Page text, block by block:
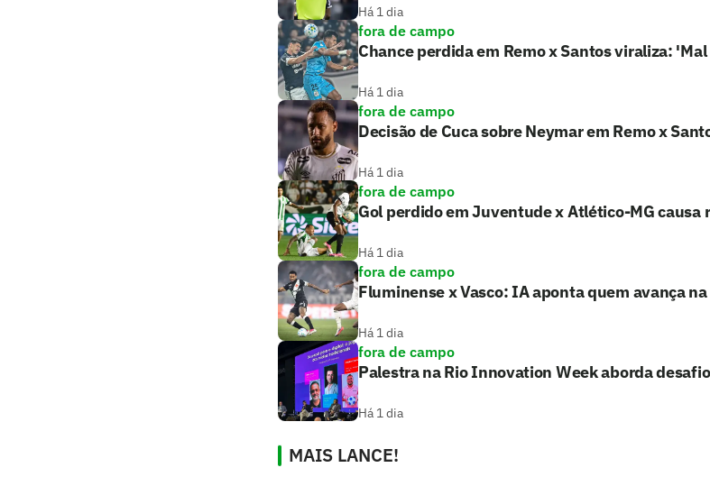
Há 1 dia
fora de campo
Chance perdida em Remo x Santos viraliza:
Há 1 dia
fora de campo
Decisão de Cuca sobre Neymar em Remo x
Há 1 dia
fora de campo
Gol perdido em Juventude x Atlético-MG causa
Há 1 dia
fora de campo
Fluminense x Vasco: IA aponta quem avança
Há 1 dia
fora de campo
Palestra na Rio Innovation Week aborda
Há 1 dia
MAIS LANCE!